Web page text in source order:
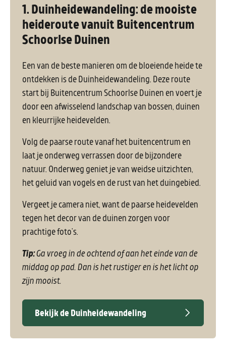
1. Duinheidewandeling: de mooiste
heideroute vanuit Buitencentrum
Schoorlse Duinen
Een van de beste manieren om de bloeiende heide te
ontdekken is de Duinheidewandeling. Deze route
start bij Buitencentrum Schoorlse Duinen en voert je
door een afwisselend landschap van bossen, duinen
en kleurrijke heidevelden.
Volg de paarse route vanaf het buitencentrum en
laat je onderweg verrassen door de bijzondere
natuur. Onderweg geniet je van weidse uitzichten,
het geluid van vogels en de rust van het duingebied.
Vergeet je camera niet, want de paarse heidevelden
tegen het decor van de duinen zorgen voor
prachtige foto’s.
Tip:Ga vroeg in de ochtend of aan het einde van de
middag op pad. Dan is het rustiger en is het licht op
zijn mooist.
Bekijk de Duinheidewandeling